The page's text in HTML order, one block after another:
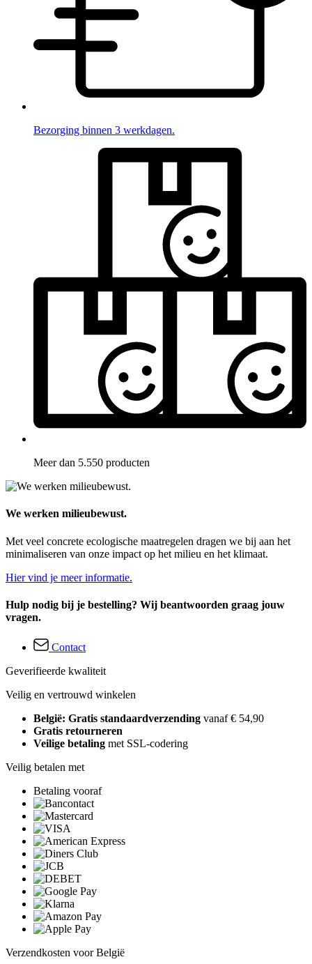
Bezorging binnen 3 werkdagen.
Meer dan 5.550 producten
We werken milieubewust.
Met veel concrete ecologische maatregelen dragen we bij aan het
minimaliseren van onze impact op het milieu en het klimaat.
Hier vind je meer informatie.
Hulp nodig bij je bestelling? Wij beantwoorden graag jouw
vragen.
Contact
Geverifieerde kwaliteit
Veilig en vertrouwd winkelen
België: Gratis standaardverzending vanaf € 54,90
Gratis retourneren
Veilige betaling met SSL-codering
Veilig betalen met
Betaling vooraf
Verzendkosten voor België